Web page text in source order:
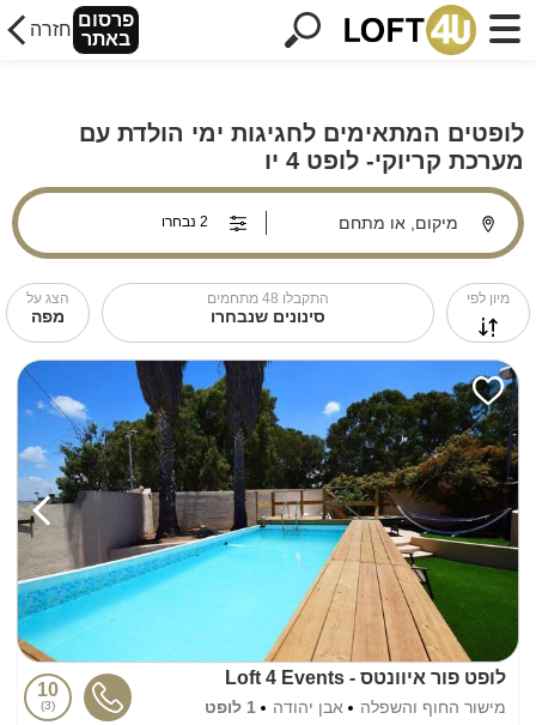
פרסום
באתר חזרה
לופטים המתאימים לחגיגות ימי הולדת עם
מערכת קריוקי- לופט 4 יו
מיקום, או מתחם
מיון לפי התקבלו 48 מתחמים
סינונים שנבחרו
הצג על
מפה
לופט פור איוונטס - Loft 4 Events
מישור החוף והשפלה אבן יהודה 1 לופט
10
3